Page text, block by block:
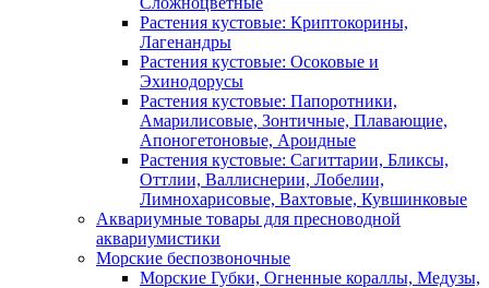
Растения кустовые: Криптокорины,
Лагенандры
Растения кустовые: Осоковые и
Эхинодорусы
Растения кустовые: Папоротники,
Амарилисовые, Зонтичные, Плавающие,
Апоногетоновые, Ароидные
Растения кустовые: Сагиттарии, Бликсы,
Оттлии, Валлиснерии, Лобелии,
Лимнохарисовые, Вахтовые, Кувшинковые
Аквариумные товары для пресноводной
аквариумистики
Морские беспозвоночные
Морские Губки, Огненные кораллы, Медузы,